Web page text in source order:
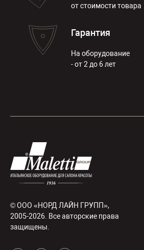
от стоимости товара
Гарантия
На оборудование
- от 2 до 6 лет
© ООО «НОРД ЛАЙН ГРУПП»,
2005-2026. Все авторские права
защищены.